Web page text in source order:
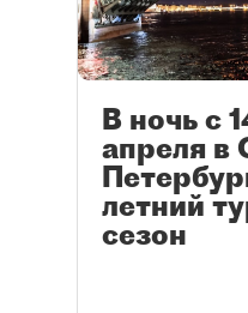
В ночь с
апреля в
летний
сезон